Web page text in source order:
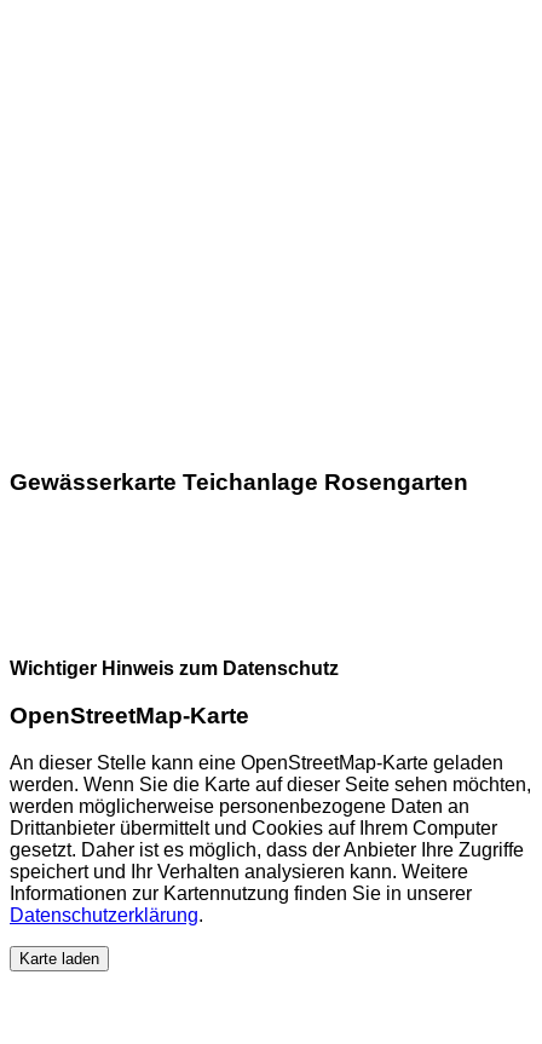
Gewässerkarte Teichanlage Rosengarten
Wichtiger Hinweis zum Datenschutz
OpenStreetMap-Karte
An dieser Stelle kann eine OpenStreetMap-Karte geladen
werden. Wenn Sie die Karte auf dieser Seite sehen möchten,
werden möglicherweise personenbezogene Daten an
Drittanbieter übermittelt und Cookies auf Ihrem Computer
gesetzt. Daher ist es möglich, dass der Anbieter Ihre Zugriffe
speichert und Ihr Verhalten analysieren kann. Weitere
Informationen zur Kartennutzung finden Sie in unserer
Datenschutzerklärung.
Karte laden